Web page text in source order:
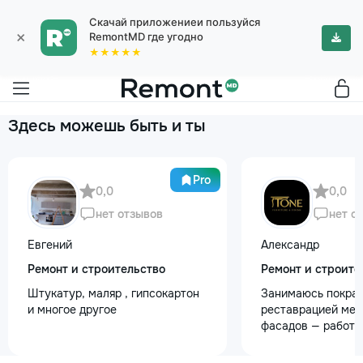
×
Скачай приложениеи пользуйся
RemontMD где угодно
★★★★★
Здесь можешь быть и ты
Pro
0,0
нет отзывов
Евгений
Ремонт и строительство
Штукатур, маляр , гипсокартон
и многое другое
0,0
нет
Александр
Ремонт и
Занимаюсь
реставрацией
фасадов —